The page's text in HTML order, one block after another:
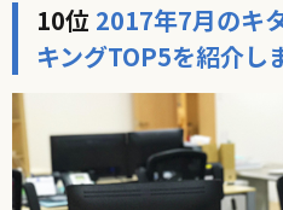
10位 2017年7月のキ
キングTOP5を紹介し